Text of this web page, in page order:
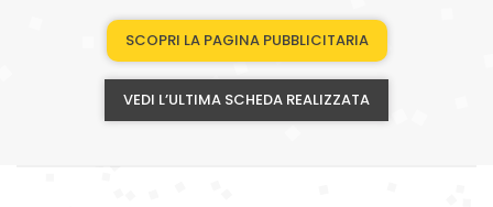
SCOPRI LA PAGINA PUBBLICITARIA
VEDI L’ULTIMA SCHEDA REALIZZATA